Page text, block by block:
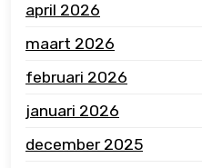
april 2026
maart 2026
februari 2026
januari 2026
december 2025